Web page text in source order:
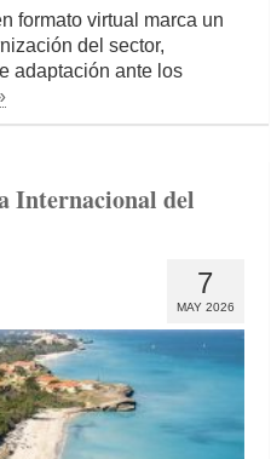
formato virtual marca un
del sector,
adaptación ante los
Internacional del
7
MAY 2026